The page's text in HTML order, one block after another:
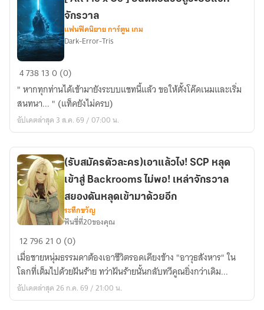
Fic
x
Oc
ยินดี
ต้อนรับ
สู่
ระบบ
แชท
จักรวาล
จักรวาล
แฟนฟิคนิยาย การ์ตูน เกม
Dark-Error-Tris
4738130 (0)
" หากทุกท่านได้เข้ามายังระบบแชทนี้แล้ว ขอให้ตั้งโค๊ดเนมและเริ่ม
สนทนา... " (แท็คยังไม่ครบ)
อัปเดตล่าสุด 3 ส.ค. 69 / 07:00 น.
สมัคร
ตัว
ละคร)เอา
แล้ว
ไง!
(รับสมัครตัวละคร)เอาแล้วไง! SCP หลุด
เข้าสู่ Backrooms ไม่พอ! เหล่าจักรวาล
สยองดันหลุดเข้ามาด้วยอีก
ระทึกขวัญ
ฟันซี่ที่20ของคุณ
12796210 (0)
เมื่อชายหนุ่มธรรมดาต้องเอาชีวิตรอดเคียงข้าง "อาวุธสังหาร" ใน
โลกที่เต็มไปด้วยฝันร้าย ทว่าฝันร้ายนั้นกลับทวีคูณยิ่งกว่าเดิม...
อัปเดตล่าสุด 26 ก.ค. 69 / 21:00 น.